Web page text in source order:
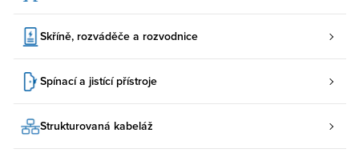
Skříně, rozváděče a rozvodnice
Spínací a jistící přístroje
Strukturovaná kabeláž